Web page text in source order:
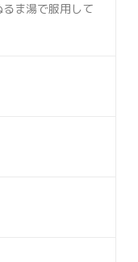
ま湯で服用して